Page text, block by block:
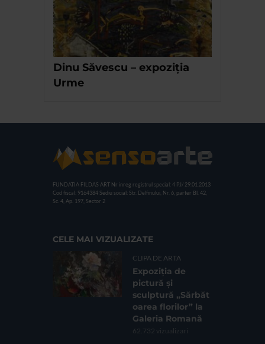
Dinu Săvescu – expoziția
Urme
FUNDATIA FILDAS ART Nr inreg registrul special: 4 PJ/ 29.01.2013
Cod fiscal: 9164384 Sediu social: Str. Delfinului, Nr. 6, parter Bl. 42,
Sc. 4, Ap. 197, Sector 2
CELE MAI VIZUALIZATE
CLIPA DE ARTA
Expoziția de
pictură și
sculptură „Sărbăt
oarea florilor” la
Galeria Romană
62.732 vizualizari